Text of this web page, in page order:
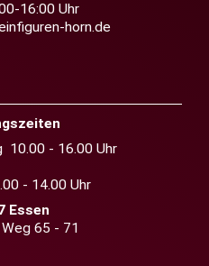
16:00 Uhr
horn.de
10.00 - 16.00 Uhr
- 14.00 Uhr
Essen
65 - 71